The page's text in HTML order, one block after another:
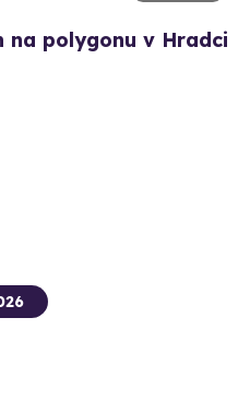
na polygonu v Hradci